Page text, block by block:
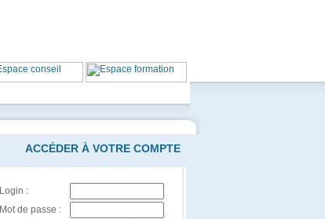
ACCÉDER À VOTRE COMPTE
Login :
Mot de passe :